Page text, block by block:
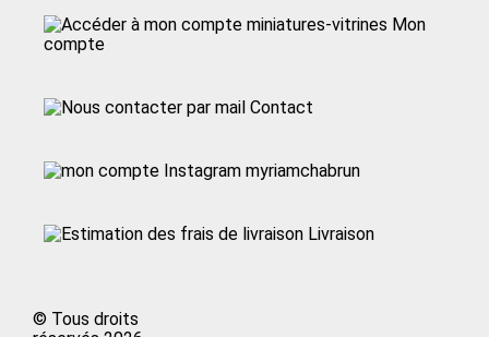
Mon
compte
Contact
myriamchabrun
Livraison
© Tous droits